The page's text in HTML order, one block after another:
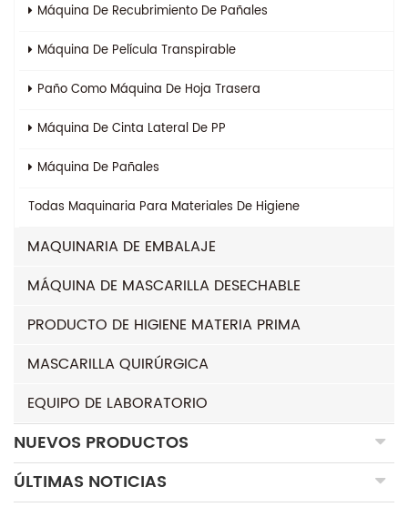
Máquina De Recubrimiento De Pañales
Máquina De Película Transpirable
Paño Como Máquina De Hoja Trasera
Máquina De Cinta Lateral De PP
Máquina De Pañales
Todas Maquinaria Para Materiales De Higiene
MAQUINARIA DE EMBALAJE
MÁQUINA DE MASCARILLA DESECHABLE
PRODUCTO DE HIGIENE MATERIA PRIMA
MASCARILLA QUIRÚRGICA
EQUIPO DE LABORATORIO
NUEVOS PRODUCTOS
ÚLTIMAS NOTICIAS